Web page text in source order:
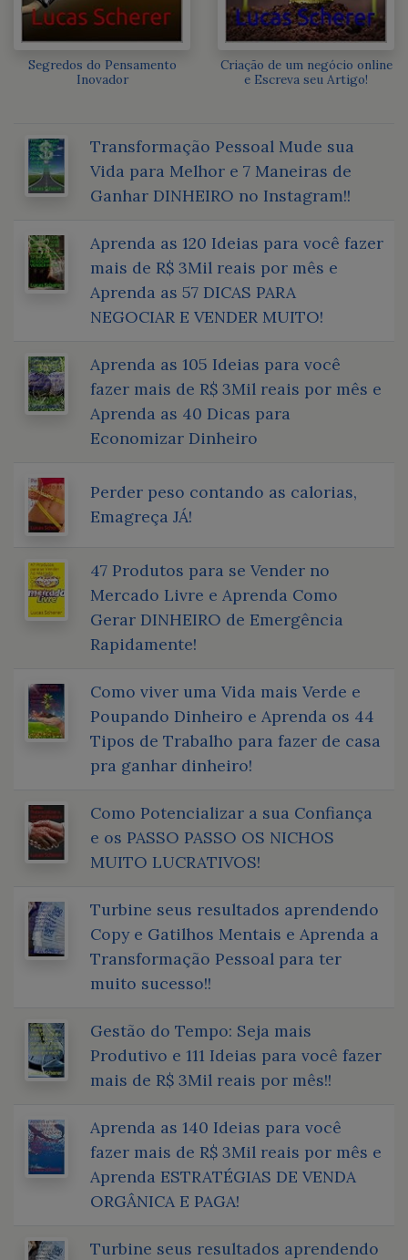
Segredos do Pensamento
Inovador
Criação de um negócio online
e Escreva seu Artigo!
Transformação Pessoal Mude sua
Vida para Melhor e 7 Maneiras de
Ganhar DINHEIRO no Instagram!!
Aprenda as 120 Ideias para você fazer
mais de R$ 3Mil reais por mês e
Aprenda as 57 DICAS PARA
NEGOCIAR E VENDER MUITO!
Aprenda as 105 Ideias para você
fazer mais de R$ 3Mil reais por mês e
Aprenda as 40 Dicas para
Economizar Dinheiro
Perder peso contando as calorias,
Emagreça JÁ!
47 Produtos para se Vender no
Mercado Livre e Aprenda Como
Gerar DINHEIRO de Emergência
Rapidamente!
Como viver uma Vida mais Verde e
Poupando Dinheiro e Aprenda os 44
Tipos de Trabalho para fazer de casa
pra ganhar dinheiro!
Como Potencializar a sua Confiança
e os PASSO PASSO OS NICHOS
MUITO LUCRATIVOS!
Turbine seus resultados aprendendo
Copy e Gatilhos Mentais e Aprenda a
Transformação Pessoal para ter
muito sucesso!!
Gestão do Tempo: Seja mais
Produtivo e 111 Ideias para você fazer
mais de R$ 3Mil reais por mês!!
Aprenda as 140 Ideias para você
fazer mais de R$ 3Mil reais por mês e
Aprenda ESTRATÉGIAS DE VENDA
ORGÂNICA E PAGA!
Turbine seus resultados aprendendo